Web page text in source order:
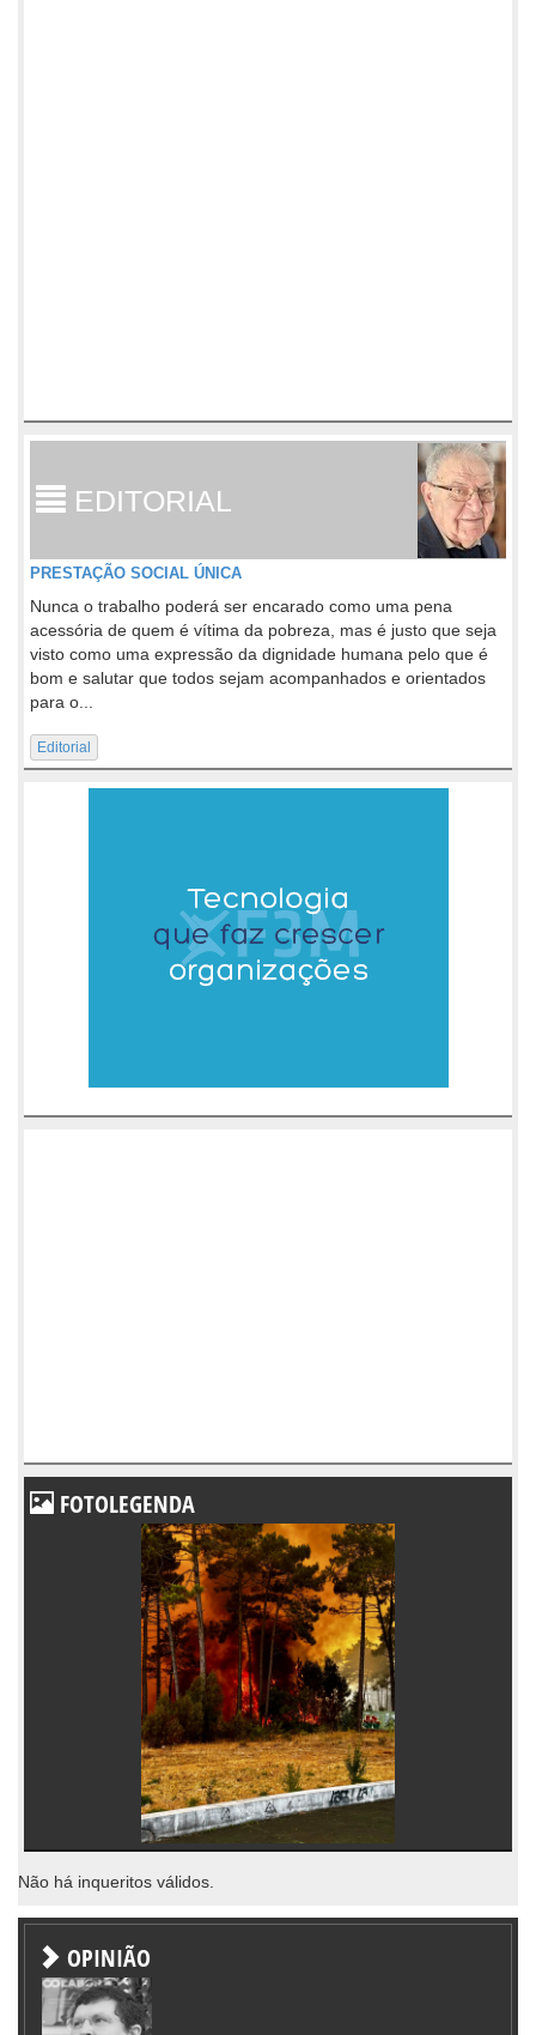
EDITORIAL
PRESTAÇÃO SOCIAL ÚNICA
Nunca o trabalho poderá ser encarado como uma pena
acessória de quem é vítima da pobreza, mas é justo que seja
visto como uma expressão da dignidade humana pelo que é
bom e salutar que todos sejam acompanhados e orientados
para o...
Editorial
FOTOLEGENDA
Não há inqueritos válidos.
OPINIÃO